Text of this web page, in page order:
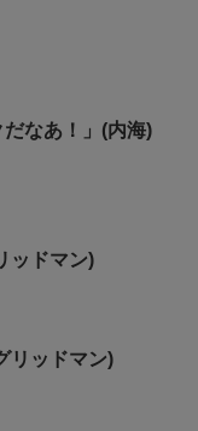
だなあ！」(内海)
ッドマン)
リッドマン)